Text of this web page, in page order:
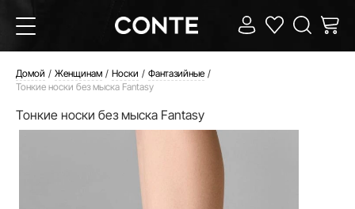
Домой Женщинам Носки
Фантазийные
Тонкие носки без мыска Fantasy
Тонкие носки без мыска Fantasy